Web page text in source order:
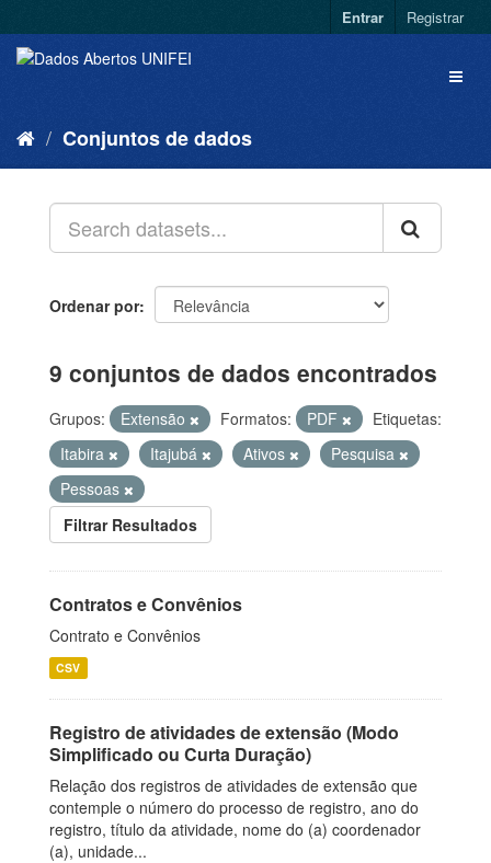
Entrar Registrar
Conjuntos de dados
Ordenar por
9 conjuntos de dados encontrados
Grupos: Extensão Formatos: PDF
Etiquetas:
Itabira
Itajubá Ativos
Pesquisa
Pessoas
Filtrar Resultados
Contratos e Convênios
Contrato e Convênios
CSV
Registro de atividades de extensão (Modo
Simplificado ou Curta Duração)
Relação dos registros de atividades de extensão que
contemple o número do processo de registro, ano do
registro, título da atividade, nome do (a) coordenador
(a), unidade...